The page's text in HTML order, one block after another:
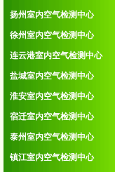
扬州室内空气检测中心
徐州室内空气检测中心
连云港室内空气检测中心
盐城室内空气检测中心
淮安室内空气检测中心
宿迁室内空气检测中心
泰州室内空气检测中心
镇江室内空气检测中心
6.徐州室内空气检测中心
7.连云港室内空气检测中心
8.盐城室内空气检测中心
10.宿迁室内空气检测中心
11.泰州室内空气检测中心
12.镇江室内空气检测中心
14.苏州常熟室内空气检测
15.苏州张家港室内空气检测